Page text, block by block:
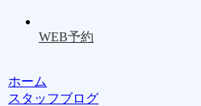
WEB予約
ホーム
スタッフブログ